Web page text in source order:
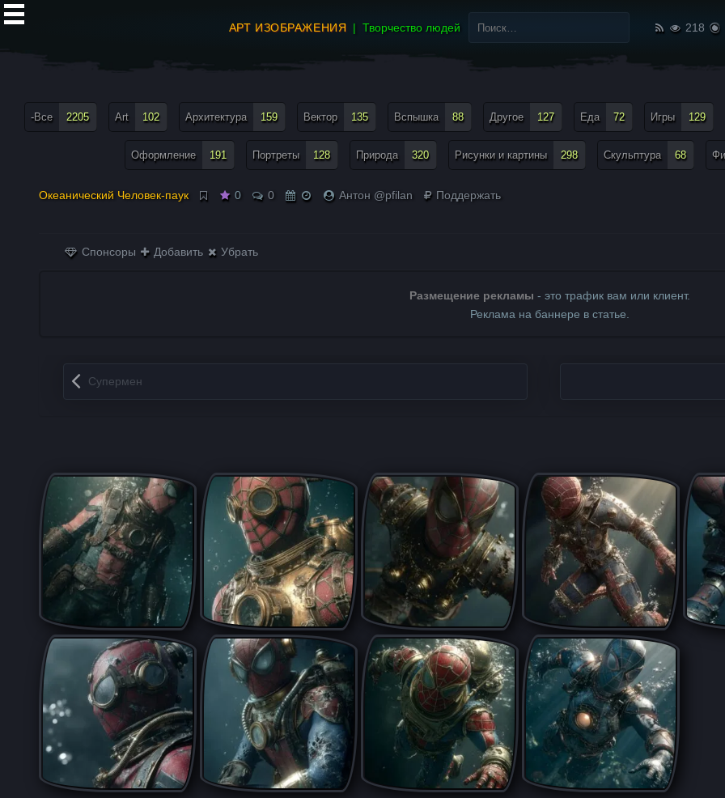
АРТ ИЗОБРАЖЕНИЯ Творчество людей
Найти:
218
-Все 2205 Art 102 Архитектура 159 Вектор 135 Вспышка 88 Другое 127 Еда 72 Игры 129
Оформление 191 Портреты 128 Природа 320 Рисунки и картины 298 Скульптура 68
Океанический Человек-паук 0 0 Антон @pfilan Поддержать
Спонсоры Добавить Убрать
Размещение рекламы - это трафик вам или клиент.
Реклама на баннере в статье.
Запись навигация
Супермен